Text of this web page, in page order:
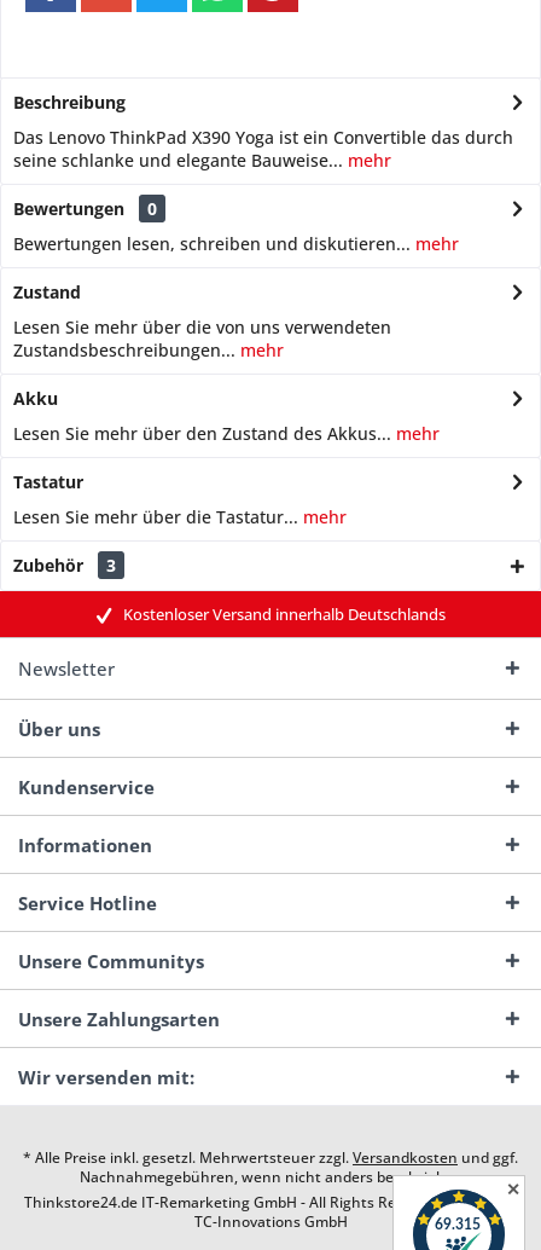
Beschreibung
Das Lenovo ThinkPad X390 Yoga ist ein Convertible das durch
seine schlanke und elegante Bauweise... mehr
Bewertungen
0
Bewertungen lesen, schreiben und diskutieren... mehr
Zustand
Lesen Sie mehr über die von uns verwendeten
Zustandsbeschreibungen... mehr
Akku
Lesen Sie mehr über den Zustand des Akkus... mehr
Tastatur
Lesen Sie mehr über die Tastatur... mehr
Zubehör 3
Kostenloser Versand innerhalb Deutschlands
Newsletter
Über uns
Kundenservice
Informationen
Service Hotline
Unsere Communitys
Unsere Zahlungsarten
Wir versenden mit:
* Alle Preise inkl. gesetzl. Mehrwertsteuer zzgl.Versandkosten und ggf.
Nachnahmegebühren, wenn nicht anders beschrieben
Thinkstore24.de IT-Remarketing GmbH - All Rights Reserved. Design by
TC-Innovations GmbH
✕